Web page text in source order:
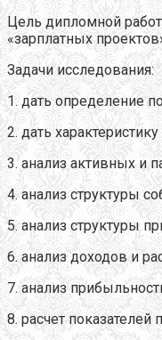
Цель дипломной
«зарплатных
Задачи исследования:
1. дать определение
2. дать характеристику
3. анализ активных и
4. анализ структуры
5. анализ структуры
6. анализ доходов и
7. анализ
8. расчет показателей